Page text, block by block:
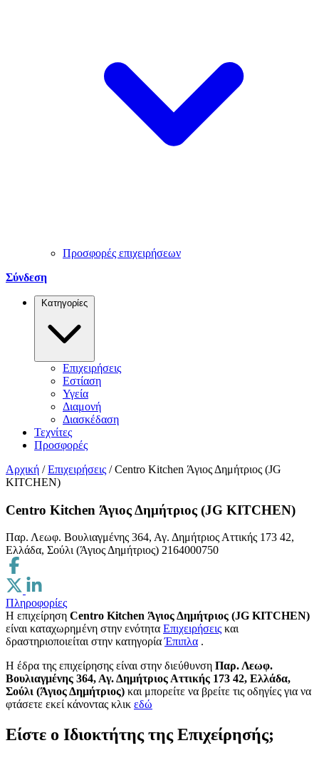
Προσφορές επιχειρήσεων
Σύνδεση
Κατηγορίες
Επιχειρήσεις
Εστίαση
Υγεία
Διαμονή
Διασκέδαση
Τεχνίτες
Προσφορές
Αρχική / Επιχειρήσεις / Centro Kitchen Άγιος Δημήτριος (JG
KITCHEN)
Centro Kitchen Άγιος Δημήτριος (JG KITCHEN)
Παρ. Λεωφ. Βουλιαγμένης 364, Αγ. Δημήτριος Αττικής 173 42,
Ελλάδα, Σούλι (Άγιος Δημήτριος) 2164000750
Πληροφορίες
Η επιχείρηση Centro Kitchen Άγιος Δημήτριος (JG KITCHEN)
είναι καταχωρημένη στην ενότητα Επιχειρήσεις και
δραστηριοποιείται στην κατηγορίαΈπιπλα .
H έδρα της επιχείρησης είναι στην διεύθυνση Παρ. Λεωφ.
Βουλιαγμένης 364, Αγ. Δημήτριος Αττικής 173 42, Ελλάδα,
Σούλι (Άγιος Δημήτριος) και μπορείτε να βρείτε τις οδηγίες για να
φτάσετε εκεί κάνοντας κλικ εδώ
Είστε ο Ιδιοκτήτης της Επιχείρησής;